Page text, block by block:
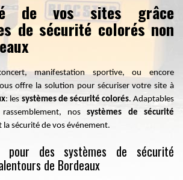
de vos sites grâce
de sécurité colorés non
manifestation sportive, ou encore
offre la solution pour sécuriser votre site à
: les systèmes de sécurité colorés. Adaptables
nossystèmes de sécurité
la sécurité de vos événement.
pour des systèmes de sécurité
de Bordeaux